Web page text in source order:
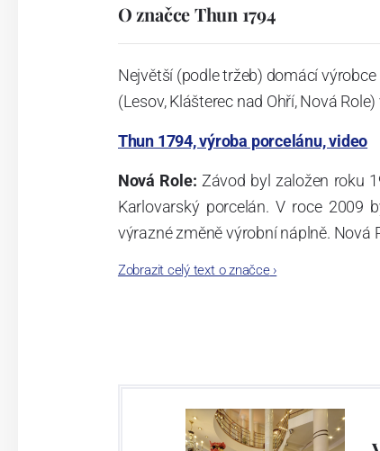
O značce Thun 1794
Největší (podle tržeb) domácí
(Lesov, Klášterec nad Ohří, Nová
Thun 1794, výroba porcelánu, video
Nová Role: Závod byl založen roku
Karlovarský porcelán. V roce 2009
výrazné změně výrobní náplně. Nová
Zobrazit celý text o značce›